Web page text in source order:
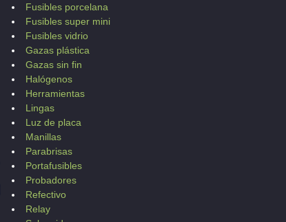
Fusibles porcelana
Fusibles super mini
Fusibles vidrio
Gazas plástica
Gazas sin fin
Halógenos
Herramientas
Lingas
Luz de placa
Manillas
Parabrisas
Portafusibles
Probadores
Refectivo
Relay